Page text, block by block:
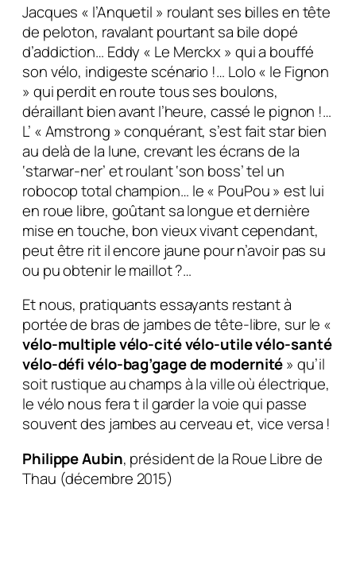
Jacques « l’Anquetil » roulant ses billes en tête
de peloton, ravalant pourtant sa bile dopé
d’addiction… Eddy « Le Merckx » qui a bouffé
son vélo, indigeste scénario !… Lolo « le Fignon
» qui perdit en route tous ses boulons,
déraillant bien avant l’heure, cassé le pignon !…
L’ « Amstrong »conquérant, s’est fait star bien
au delà de la lune, crevant les écrans de la
‘starwar-ner’ et roulant ‘son boss’ tel un
robocop total champion… le « PouPou » est lui
en roue libre, goûtant sa longue et dernière
mise en touche, bon vieux vivant cependant,
peut être rit il encore jaune pour n’avoir pas su
ou pu obtenir le maillot ?…
Et nous, pratiquants essayants restant à
portée de bras de jambes de tête-libre, sur le «
vélo-multiple vélo-cité vélo-utile vélo-santé
vélo-défi vélo-bag’gage de modernité» qu’il
soit rustique au champs à la ville où électrique,
le vélo nous fera t il garder la voie qui passe
souvent des jambes au cerveau et, vice versa !
Philippe Aubin, président de la Roue Libre de
Thau (décembre 2015)